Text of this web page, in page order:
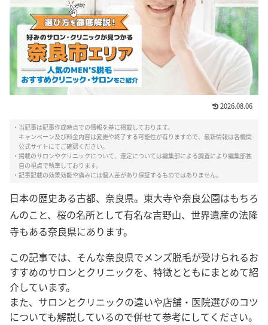
2026.08.06
・当記事は記事作成時点での情報を基に掲載しております。
キャンペーン及び料金内容は変更や終了する可能性が有りますので、最新情報は各機関
公式サイトにてご確認ください。
・掲載のサロンやクリニックについて、選定については編集部による調査により編集部独
自の視点で執筆しております。
・記事記載の効果効能や痛みには個人差があり保証するものではありません。
日本の歴史ある古都、奈良県。東大寺や奈良公園はもちろ
んのこと、桜の名所として有名な吉野山、世界遺産の法隆
寺もある奈良県にあります。
この記事では、そんな奈良県でメンズ脱毛が受けられるお
すすめのサロンとクリニックを、特徴とともにまとめて紹
介しています。
また、サロンとクリニックの違いや店舗・医院選びのコツ
についても解説しているので併せて参考にしてください。